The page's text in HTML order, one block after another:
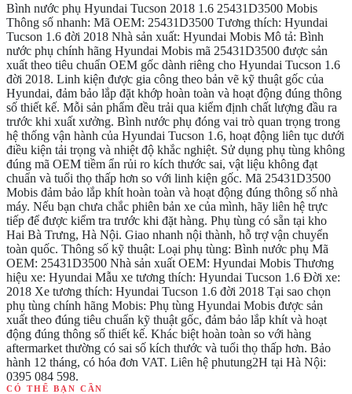
Bình nước phụ Hyundai Tucson 2018 1.6 25431D3500 Mobis
Thông số nhanh: Mã OEM: 25431D3500 Tương thích: Hyundai
Tucson 1.6 đời 2018 Nhà sản xuất: Hyundai Mobis Mô tả: Bình
nước phụ chính hãng Hyundai Mobis mã 25431D3500 được sản
xuất theo tiêu chuẩn OEM gốc dành riêng cho Hyundai Tucson 1.6
đời 2018. Linh kiện được gia công theo bản vẽ kỹ thuật gốc của
Hyundai, đảm bảo lắp đặt khớp hoàn toàn và hoạt động đúng thông
số thiết kế. Mỗi sản phẩm đều trải qua kiểm định chất lượng đầu ra
trước khi xuất xưởng. Bình nước phụ đóng vai trò quan trọng trong
hệ thống vận hành của Hyundai Tucson 1.6, hoạt động liên tục dưới
điều kiện tải trọng và nhiệt độ khắc nghiệt. Sử dụng phụ tùng không
đúng mã OEM tiềm ẩn rủi ro kích thước sai, vật liệu không đạt
chuẩn và tuổi thọ thấp hơn so với linh kiện gốc. Mã 25431D3500
Mobis đảm bảo lắp khít hoàn toàn và hoạt động đúng thông số nhà
máy. Nếu bạn chưa chắc phiên bản xe của mình, hãy liên hệ trực
tiếp để được kiểm tra trước khi đặt hàng. Phụ tùng có sẵn tại kho
Hai Bà Trưng, Hà Nội. Giao nhanh nội thành, hỗ trợ vận chuyển
toàn quốc. Thông số kỹ thuật: Loại phụ tùng: Bình nước phụ Mã
OEM: 25431D3500 Nhà sản xuất OEM: Hyundai Mobis Thương
hiệu xe: Hyundai Mẫu xe tương thích: Hyundai Tucson 1.6 Đời xe:
2018 Xe tương thích: Hyundai Tucson 1.6 đời 2018 Tại sao chọn
phụ tùng chính hãng Mobis: Phụ tùng Hyundai Mobis được sản
xuất theo đúng tiêu chuẩn kỹ thuật gốc, đảm bảo lắp khít và hoạt
động đúng thông số thiết kế. Khác biệt hoàn toàn so với hàng
aftermarket thường có sai số kích thước và tuổi thọ thấp hơn. Bảo
hành 12 tháng, có hóa đơn VAT. Liên hệ phutung2H tại Hà Nội:
0395 084 598.
CÓ THỂ BẠN CẦN